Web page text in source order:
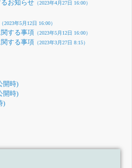
お知らせ（2023年4月27日 16:00）
2023年5月12日 16:00）
する事項 （2023年5月12日 16:00）
する事項 （2023年3月27日 8:15）
開時)
開時)
)